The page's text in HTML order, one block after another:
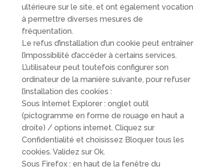
ultérieure sur le site, et ont également vocation
à permettre diverses mesures de
fréquentation.
Le refus d’installation d’un cookie peut entraîner
l’impossibilité d’accéder à certains services.
L’utilisateur peut toutefois configurer son
ordinateur de la manière suivante, pour refuser
l’installation des cookies :
Sous Internet Explorer : onglet outil
(pictogramme en forme de rouage en haut a
droite) / options internet. Cliquez sur
Confidentialité et choisissez Bloquer tous les
cookies. Validez sur Ok.
Sous Firefox : en haut de la fenêtre du